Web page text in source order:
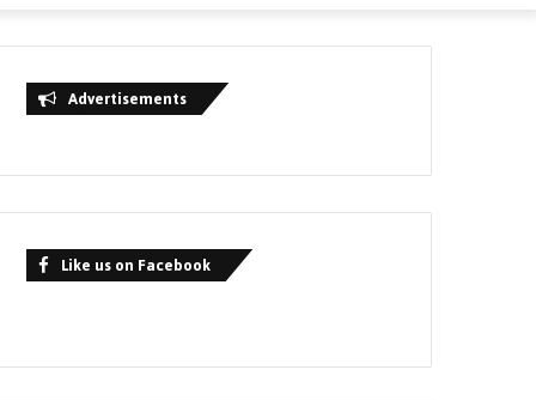
Advertisements
Like us on Facebook